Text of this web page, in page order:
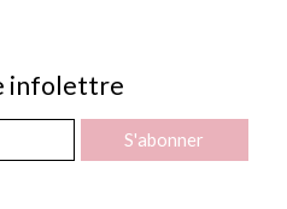
infolettre
S'abonner